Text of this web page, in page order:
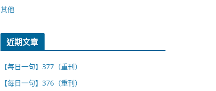
其他
近期文章
【每日一句】377（重刊）
【每日一句】376（重刊）